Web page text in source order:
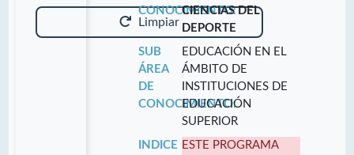
Limpiar
CONOCIMIENTO:
CIENCIAS DEL
DEPORTE
SUB
ÁREA
DE
CONOCIMIENTO:
EDUCACIÓN EN EL
ÁMBITO DE
INSTITUCIONES DE
EDUCACIÓN
SUPERIOR
INDICE ESTE PROGRAMA